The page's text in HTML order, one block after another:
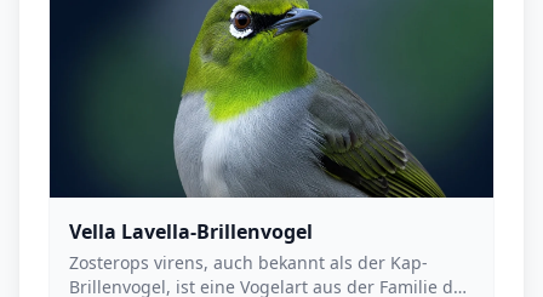
Vella Lavella-Brillenvogel
Zosterops virens, auch bekannt als der Kap-
Brillenvogel, ist eine Vogelart aus der Familie der